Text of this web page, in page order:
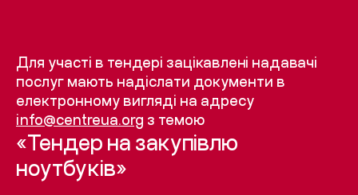
Для участі в тендері зацікавлені надавачі
послуг мають надіслати документи в
електронному вигляді на адресу
info@centreua.org з темою
«Тендер на закупівлю
ноутбуків»